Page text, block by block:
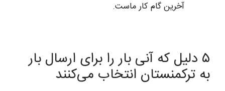
آخرین گام کار ماست.
۵ دلیل که آنی بار را برای ارسال بار
به ترکمنستان انتخاب می‌کنند